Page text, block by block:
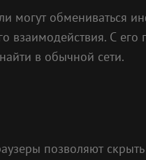
могут обмениваться
взаимодействия. С
в обычной сети.
позволяют